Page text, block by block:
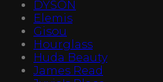
DYSON
Elemis
Gisou
Hourglass
Huda Beauty
James Read